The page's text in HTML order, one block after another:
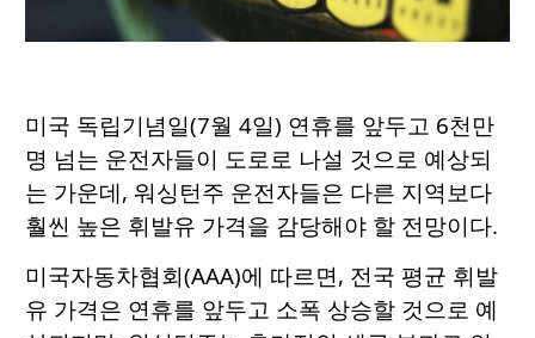
미국 독립기념일(7월 4일) 연휴를 앞두고 6천만
명 넘는 운전자들이 도로로 나설 것으로 예상되
는 가운데, 워싱턴주 운전자들은 다른 지역보다
훨씬 높은 휘발유 가격을 감당해야 할 전망이다.
미국자동차협회(AAA)에 따르면, 전국 평균 휘발
유 가격은 연휴를 앞두고 소폭 상승할 것으로 예